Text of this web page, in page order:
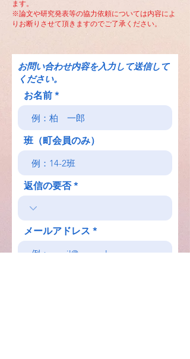
ます。
※論文や研究発表等の協力依頼については内容によ
りお断りさせて頂きますのでご了承ください。
​お問い合わせ内容を入力して送信して
ください。
お名前
班（町会員のみ）
返信の要否
メールアドレス